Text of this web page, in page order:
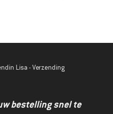
Lisa - Verzending
bestelling snel te